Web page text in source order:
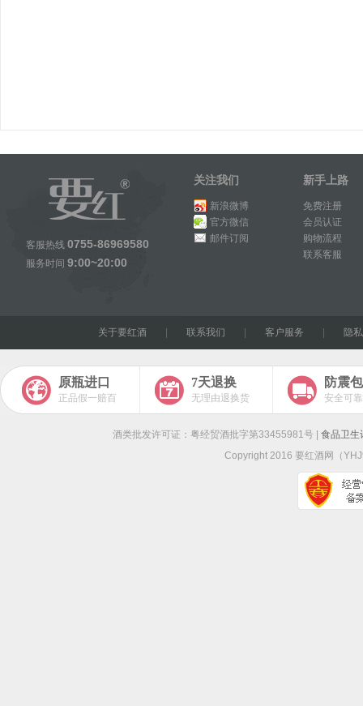
客服热线 0755-86969580
服务时间 9:00~20:00
关注我们
新浪微博
官方微信
邮件订阅
新手上路
免费注册
会员认证
购物流程
联系客服
关于要红酒| 联系我们 客户服务 隐
原瓶进口
正品假一赔百
7天退换
无理由退换货
防震
安全可靠
酒类批发许可证：粤经贸酒批字第33455981号 | 食品卫生
Copyright 2016 要红酒网 （